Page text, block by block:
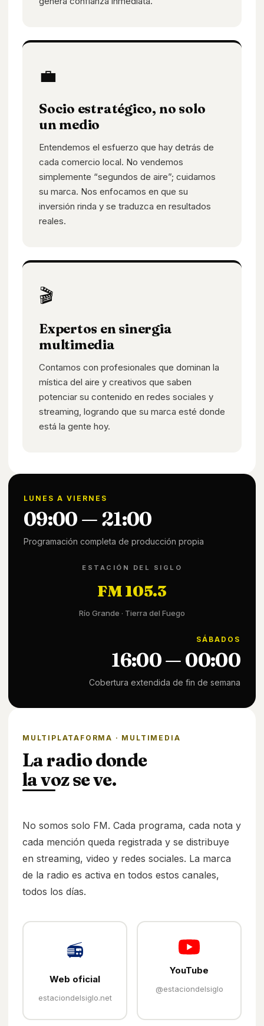
💼
Socio estratégico, no solo
un medio
Entendemos el esfuerzo que hay detrás de
cada comercio local. No vendemos
simplemente “segundos de aire”; cuidamos
su marca. Nos enfocamos en que su
inversión rinda y se traduzca en resultados
reales.
🎬
Expertos en sinergia
multimedia
Contamos con profesionales que dominan la
mística del aire y creativos que saben
potenciar su contenido en redes sociales y
streaming, logrando que su marca esté donde
está la gente hoy.
LUNES A VIERNES
09:00 — 21:00
Programación completa de producción propia
ESTACIÓN DEL SIGLO
FM 105.3
Río Grande · Tierra del Fuego
SÁBADOS
16:00 — 00:00
Cobertura extendida de fin de semana
MULTIPLATAFORMA · MULTIMEDIA
La radio donde
la voz se ve.
No somos solo FM. Cada programa, cada nota y
cada mención queda registrada y se distribuye
en streaming, video y redes sociales. La marca
de la radio es activa en todos estos canales,
todos los días.
📻
Web oficial
estaciondelsiglo.net
YouTube
@estaciondelsiglo